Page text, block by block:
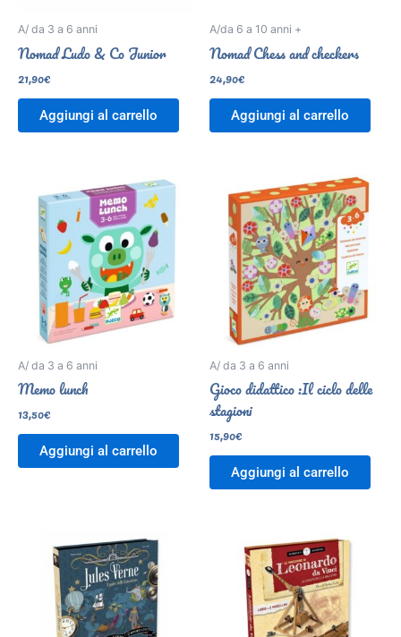
A/ da 3 a 6 anni
Nomad Ludo & Co Junior
21,90€
Aggiungi al carrello
A/da 6 a 10 anni +
Nomad Chess and checkers
24,90€
Aggiungi al carrello
A/ da 3 a 6 anni
Memo lunch
13,50€
Aggiungi al carrello
A/ da 3 a 6 anni
Gioco didattico :Il ciclo delle
stagioni
15,90€
Aggiungi al carrello